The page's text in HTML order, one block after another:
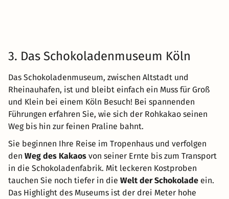
3. Das Schokoladenmuseum Köln
Das Schokoladenmuseum, zwischen Altstadt und
Rheinauhafen, ist und bleibt einfach ein Muss für Groß
und Klein bei einem Köln Besuch! Bei spannenden
Führungen erfahren Sie, wie sich der Rohkakao seinen
Weg bis hin zur feinen Praline bahnt.
Sie beginnen Ihre Reise im Tropenhaus und verfolgen
den Weg des Kakaos von seiner Ernte bis zum Transport
in die Schokoladenfabrik. Mit leckeren Kostproben
tauchen Sie noch tiefer in die Welt der Schokolade ein.
Das Highlight des Museums ist der drei Meter hohe